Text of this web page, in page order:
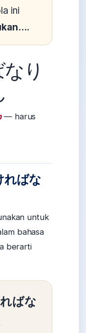
ini
.
り
— harus
ればな
untuk
bahasa
berarti
ばな